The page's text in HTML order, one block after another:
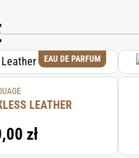
EAU DE PARFUM
LEATHER
zł